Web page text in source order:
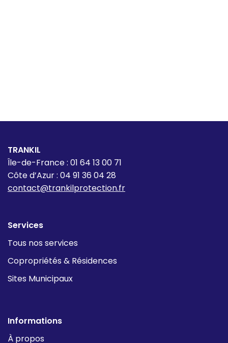
TRANKIL
Île-de-France : 01 64 13 00 71
Côte d’Azur : 04 91 36 04 28
contact@trankilprotection.fr
Services
Tous nos services
Copropriétés & Résidences
Sites Municipaux
Informations
À propos